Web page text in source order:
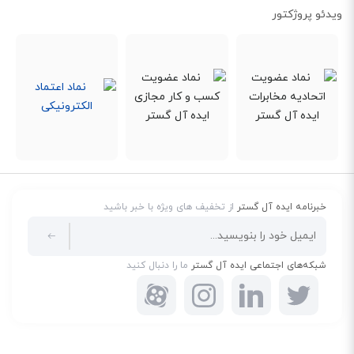
ویدئو پروژکتور
خبرنامه ایده آل گستراز تخفیف های ویژه با خبر باشید
شبکه‌های اجتماعی ایده آل گسترما را دنبال کنید